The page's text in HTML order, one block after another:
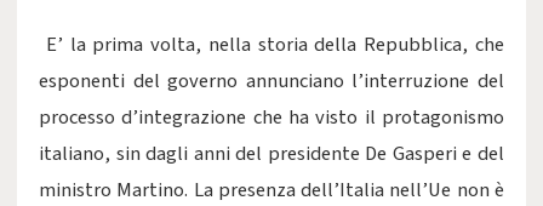
E’ la prima volta, nella storia della Repubblica, che
esponenti del governo annunciano l’interruzione del
processo d’integrazione che ha visto il protagonismo
italiano, sin dagli anni del presidente De Gasperi e del
ministro Martino. La presenza dell’Italia nell’Ue non è